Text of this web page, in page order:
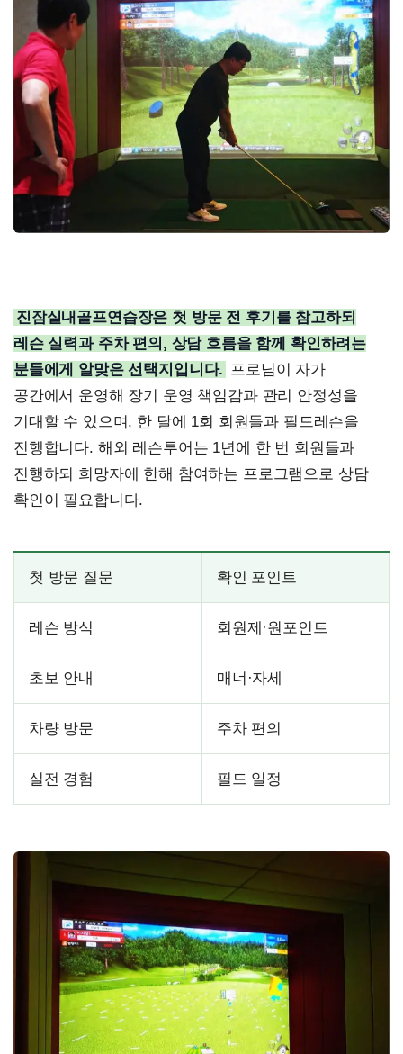
진잠실내골프연습장은 첫 방문 전 후기를 참고하되
레슨 실력과 주차 편의, 상담 흐름을 함께 확인하려는
분들에게 알맞은 선택지입니다. 프로님이 자가
공간에서 운영해 장기 운영 책임감과 관리 안정성을
기대할 수 있으며, 한 달에 1회 회원들과 필드레슨을
진행합니다. 해외 레슨투어는 1년에 한 번 회원들과
진행하되 희망자에 한해 참여하는 프로그램으로 상담
확인이 필요합니다.
첫 방문 질문 확인 포인트
레슨 방식 회원제·원포인트
초보 안내 매너·자세
차량 방문 주차 편의
실전 경험 필드 일정